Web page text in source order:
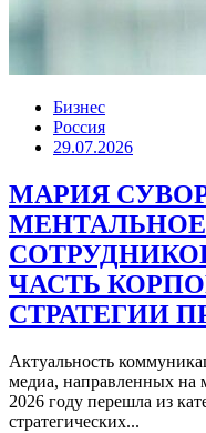
Бизнес
Россия
29.07.2026
МАРИЯ
МЕНТАЛЬНОЕ
ЧАСТЬ
СТРАТЕГИИ
Актуальность
медиа, направленных на
2026 году перешла из
стратегических...